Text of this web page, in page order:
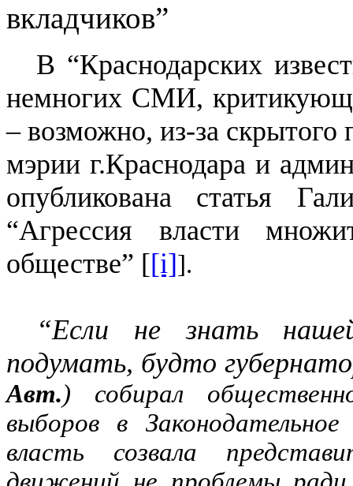
вкладчиков”
В “Краснодарских
немногих СМИ,
– возможно, из-за скрытого
мэрии г.Краснодара и
опубликована статья
“Агрессия власти
обществе” [[i]].
“Если не знать
подумать, будто
Авт.) собирал
выборов в
власть созвала